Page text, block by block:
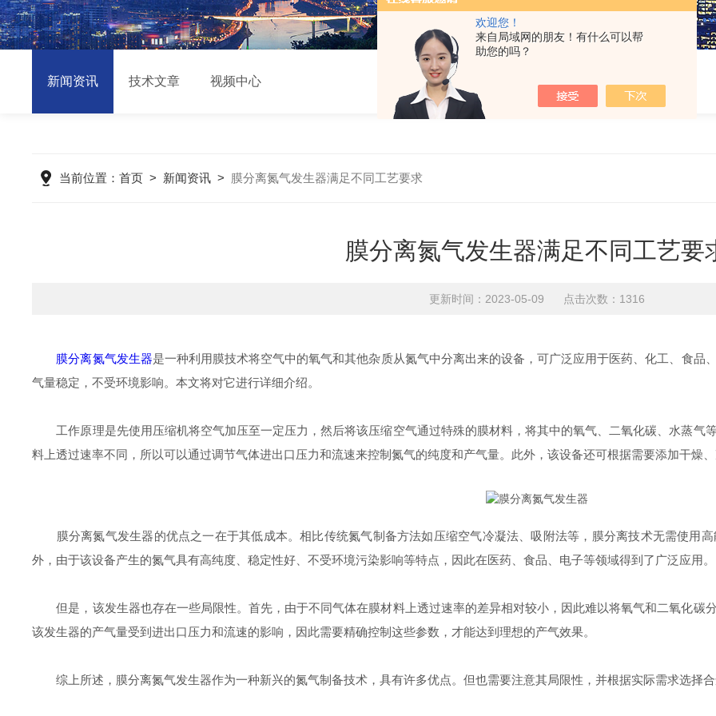
欢迎您！
来自局域网的朋友！有什么可以帮
助您的吗？
新闻资讯 技术文章 视频中心
当前位置：首页 > 新闻资讯 > 膜分离氮气发生器满足不同工艺要求
膜分离氮气发生器满足不同工艺要
更新时间：2023-05-09 点击次数：1316
膜分离氮气发生器是一种利用膜技术将空气中的氧气和其他杂质从氮气中分离出来的设备，可广泛应用于医药、化工、食品
气量稳定，不受环境影响。本文将对它进行详细介绍。
工作原理是先使用压缩机将空气加压至一定压力，然后将该压缩空气通过特殊的膜材料，将其中的氧气、二氧化碳、水蒸气
料上透过速率不同，所以可以通过调节气体进出口压力和流速来控制氮气的纯度和产气量。此外，该设备还可根据需要添加干燥
膜分离氮气发生器的优点之一在于其低成本。相比传统氮气制备方法如压缩空气冷凝法、吸附法等，膜分离技术无需使用
外，由于该设备产生的氮气具有高纯度、稳定性好、不受环境污染影响等特点，因此在医药、食品、电子等领域得到了广泛应用。
但是，该发生器也存在一些局限性。首先，由于不同气体在膜材料上透过速率的差异相对较小，因此难以将氧气和二氧化碳
该发生器的产气量受到进出口压力和流速的影响，因此需要精确控制这些参数，才能达到理想的产气效果。
综上所述，膜分离氮气发生器作为一种新兴的氮气制备技术，具有许多优点。但也需要注意其局限性，并根据实际需求选择